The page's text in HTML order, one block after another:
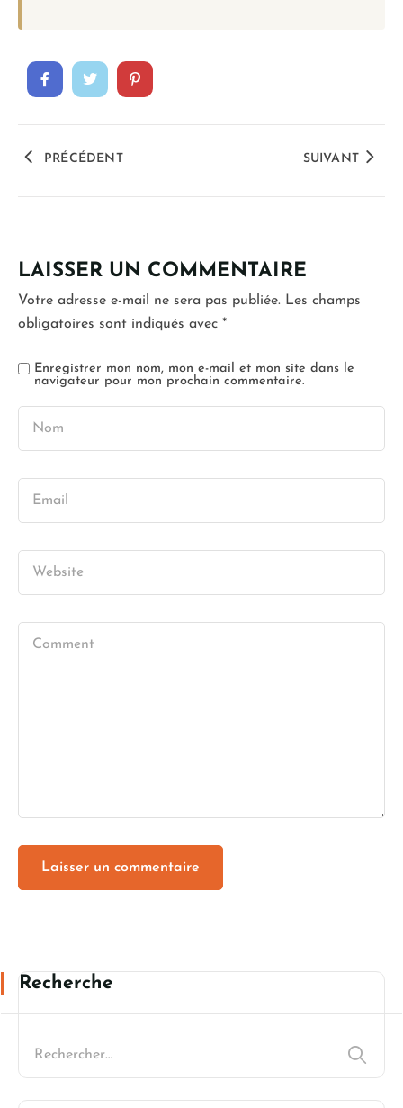
PRÉCÉDENT SUIVANT
LAISSER UN COMMENTAIRE
Votre adresse e-mail ne sera pas publiée. Les champs
obligatoires sont indiqués avec *
Enregistrer mon nom, mon e-mail et mon site dans le
navigateur pour mon prochain commentaire.
Recherche